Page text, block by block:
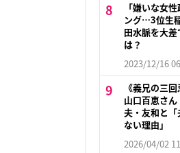
「嫌いな女
ング…3位生
田水脈を大
は？
2023/12/16
《義兄の三
山口百恵さ
夫・友和と
ない理由」
2026/04/02